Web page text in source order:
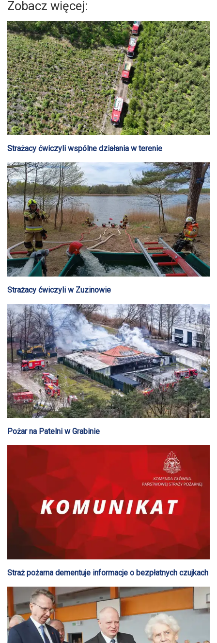
Zobacz więcej:
Strażacy ćwiczyli wspólne działania w terenie
Strażacy ćwiczyli w Zuzinowie
Pożar na Patelni w Grabinie
Straż pożarna dementuje informacje o bezpłatnych czujkach